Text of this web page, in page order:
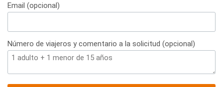
Email (opcional)
Número de viajeros y comentario a la solicitud (opcional)